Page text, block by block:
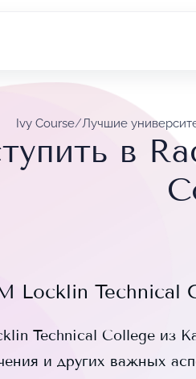
Ivy Course/Лучшие
в
Locklin Technical
Technical College из
и других важных